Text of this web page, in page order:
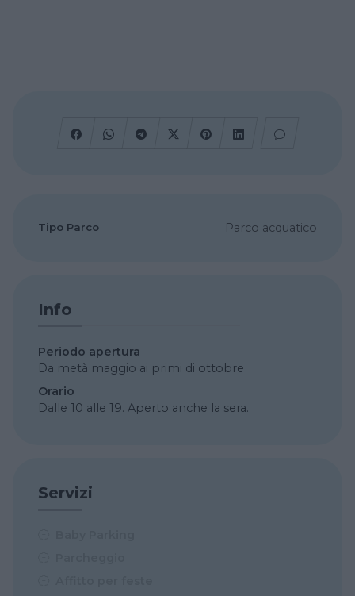
Tipo Parco Parco acquatico
Info
Periodo apertura
Da metà maggio ai primi di ottobre
Orario
Dalle 10 alle 19. Aperto anche la sera.
Servizi